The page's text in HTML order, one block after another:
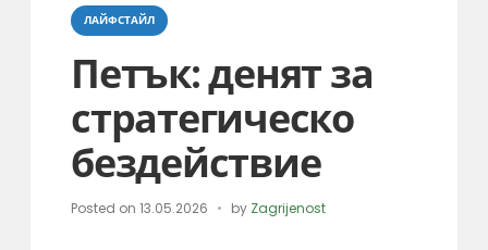
Categories
ЛАЙФСТАЙЛ
Петък: денят за
стратегическо
бездействие
Posted on13.05.2026 by Zagrijenost